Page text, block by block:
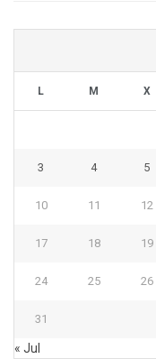
L M X
3 4 5
10 11 12
17 18 19
24 25 26
31
« Jul